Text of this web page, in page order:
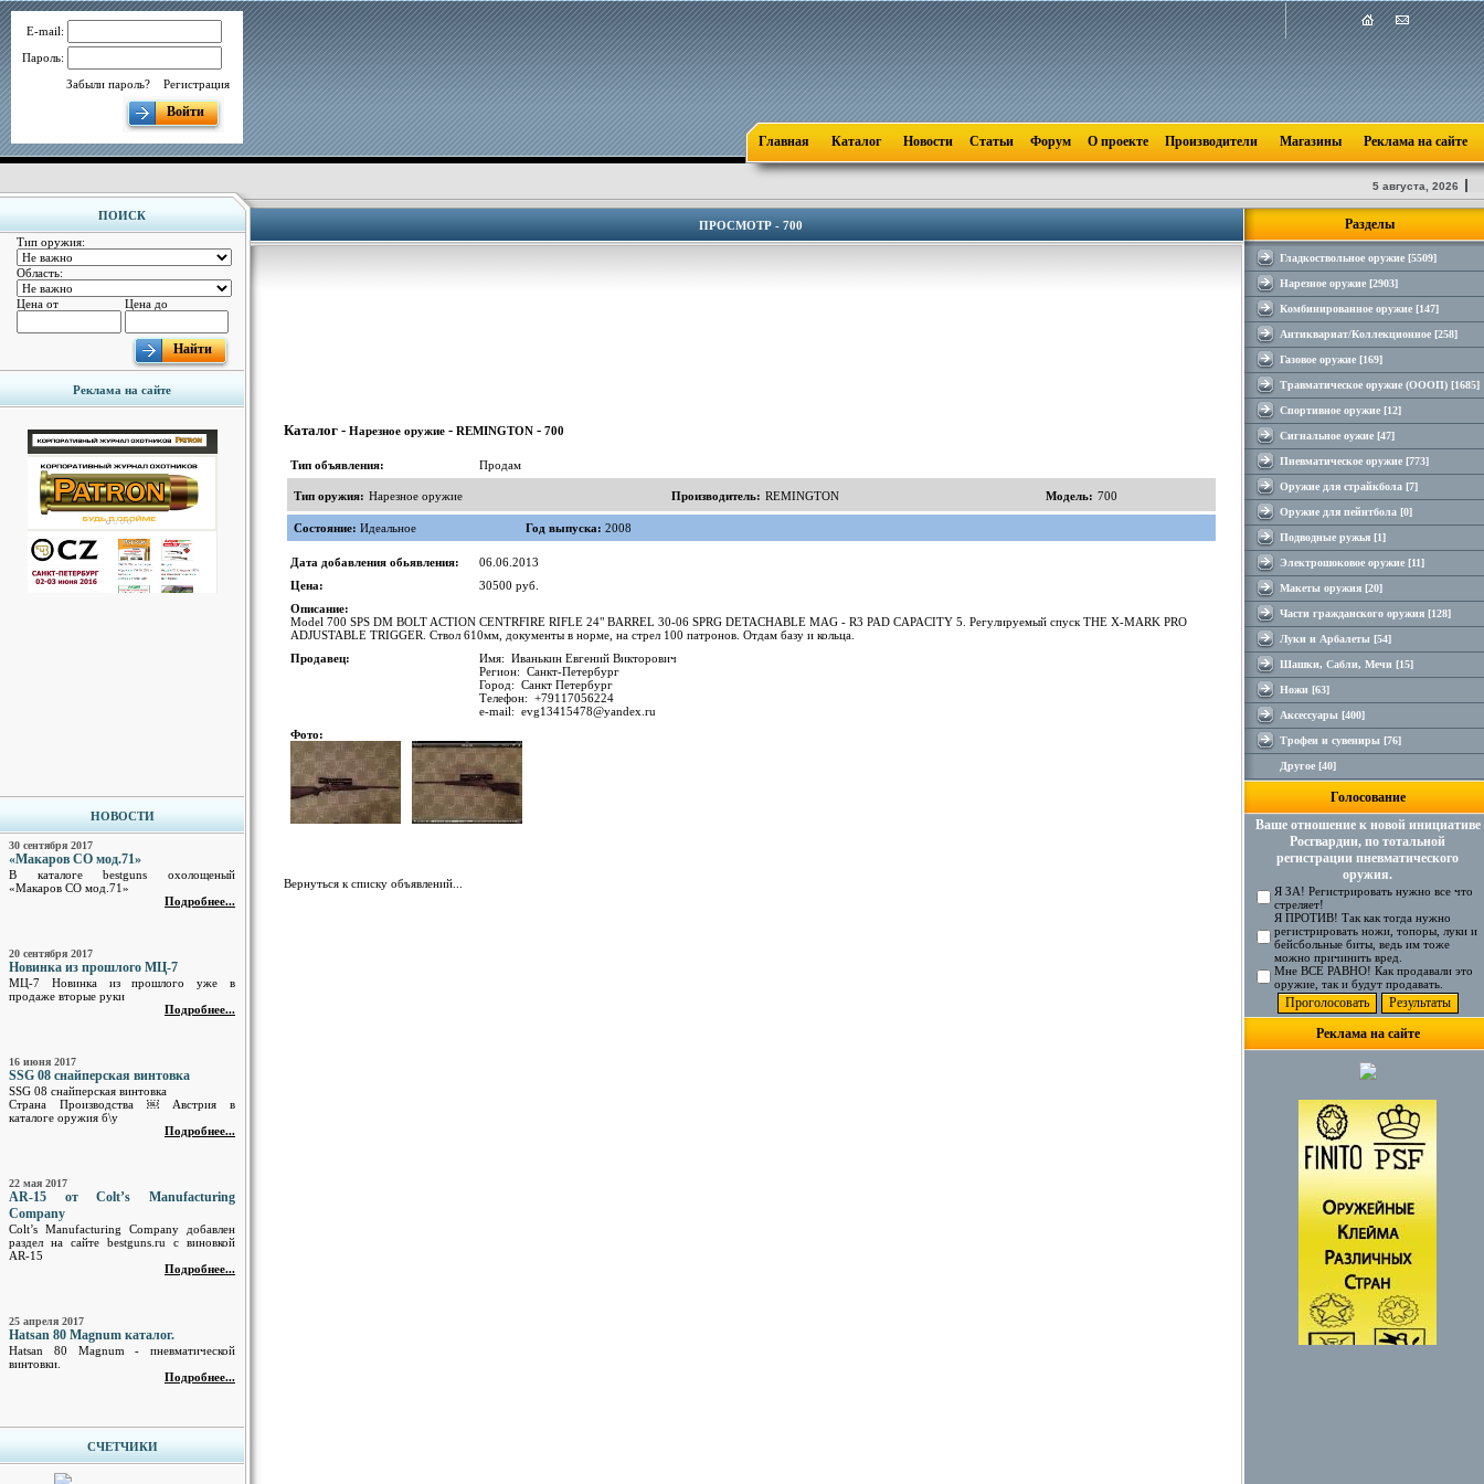
E-mail:
Пароль:
Забыли пароль?
Регистрация
Войти
Главная
Каталог Новости Статьи Форум О проекте Производители Магазины Реклама на сайте
5 августа, 2026
ПОИСК
Тип оружия:
Область:
Цена от Цена до
Найти
Реклама на сайте
НОВОСТИ
30 сентября 2017
«Макаров СО мод.71»
В каталоге bestguns охолощеный
«Макаров СО мод.71»
Подробнее...
20 сентября 2017
Новинка из прошлого МЦ-7
МЦ-7 Новинка из прошлого уже в
продаже вторые руки
Подробнее...
16 июня 2017
SSG 08 снайперская винтовка
SSG 08 снайперская винтовка
Страна Производства ￼ Австрия в
каталоге оружия б\у
Подробнее...
22 мая 2017
AR-15 от Colt’s Manufacturing
Company
Colt’s Manufacturing Company добавлен
раздел на сайте bestguns.ru с виновкой
AR-15
Подробнее...
25 апреля 2017
Hatsan 80 Magnum каталог.
Hatsan 80 Magnum - пневматической
винтовки.
Подробнее...
СЧЕТЧИКИ
ПРОСМОТР - 700
Каталог - Нарезное оружие - REMINGTON - 700
Тип объявления: Продам
Тип оружия: Нарезное оружие Производитель: REMINGTON Модель: 700
Состояние: Идеальное Год выпуска: 2008
Дата добавления обьявления:
06.06.2013
Цена:
30500 руб.
Описание:
Model 700 SPS DM BOLT ACTION CENTRFIRE RIFLE 24" BARREL 30-06 SPRG DETACHABLE MAG - R3 PAD CAPACITY 5. Регулируемый спуск THE X-MARK PRO
ADJUSTABLE TRIGGER. Ствол 610мм, документы в норме, на стрел 100 патронов. Отдам базу и кольца.
Продавец:
Имя: Иванькин Евгений Викторович
Регион: Санкт-Петербург
Город: Санкт Петербург
Телефон: +79117056224
e-mail: evg13415478@yandex.ru
Фото:
Вернуться к списку объявлений...
Разделы
Гладкоствольное оружие [5509]
Нарезное оружие [2903]
Комбинированное оружие [147]
Антиквариат/Коллекционное [258]
Газовое оружие [169]
Травматическое оружие (ОООП) [1685]
Спортивное оружие [12]
Сигнальное оужие [47]
Пневматическое оружие [773]
Оружие для страйкбола [7]
Оружие для пейнтбола [0]
Подводные ружья [1]
Электрошоковое оружие [11]
Макеты оружия [20]
Части гражданского оружия [128]
Луки и Арбалеты [54]
Шашки, Сабли, Мечи [15]
Ножи [63]
Аксесcуары [400]
Трофеи и сувениры [76]
Другое [40]
Голосование
Ваше отношение к новой инициативе
Росгвардии, по тотальной
регистрации пневматического
оружия.
Я ЗА! Регистрировать нужно все что
стреляет!
Я ПРОТИВ! Так как тогда нужно
регистрировать ножи, топоры, луки и
бейсбольные биты, ведь им тоже
можно причинить вред.
Мне ВСЕ РАВНО! Как продавали это
оружие, так и будут продавать.
Реклама на сайте